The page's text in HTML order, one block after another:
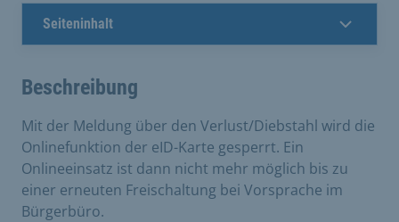
Seiteninhalt
Beschreibung
Mit der Meldung über den Verlust/Diebstahl wird die
Onlinefunktion der eID-Karte gesperrt. Ein
Onlineeinsatz ist dann nicht mehr möglich bis zu
einer erneuten Freischaltung bei Vorsprache im
Bürgerbüro.